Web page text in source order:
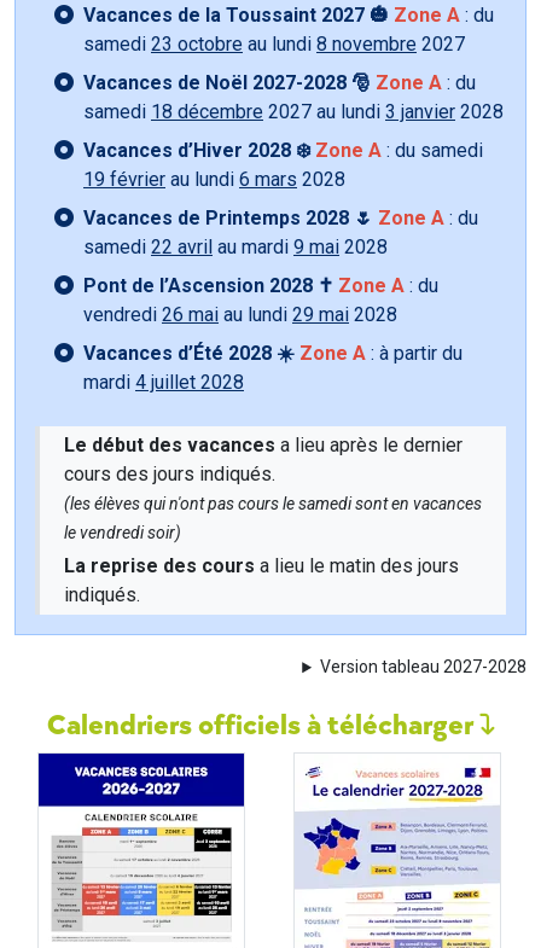
Vacances de la Toussaint 2027 🎃 Zone A : du
samedi 23 octobre au lundi 8 novembre 2027
Vacances de Noël 2027-2028 🎅 Zone A : du
samedi 18 décembre 2027 au lundi 3 janvier 2028
Vacances d’Hiver 2028 ❄️ Zone A : du samedi
19 février au lundi 6 mars 2028
Vacances de Printemps 2028 🌷 Zone A : du
samedi 22 avril au mardi 9 mai 2028
Pont de l’Ascension 2028 ✝️ Zone A : du
vendredi 26 mai au lundi 29 mai 2028
Vacances d’Été 2028 ☀️ Zone A : à partir du
mardi 4 juillet 2028
Le début des vacances a lieu après le dernier
cours des jours indiqués.
(les élèves qui n'ont pas cours le samedi sont en vacances
le vendredi soir)
La reprise des cours a lieu le matin des jours
indiqués.
Version tableau 2027-2028
Calendriers officiels à télécharger